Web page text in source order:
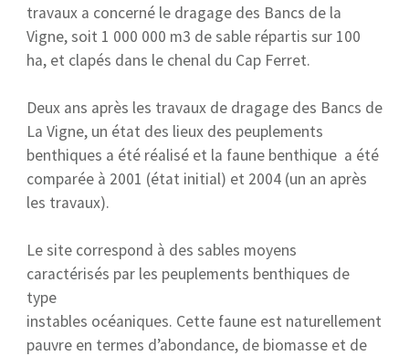
travaux a concerné le dragage des Bancs de la
Vigne, soit 1 000 000 m3 de sable répartis sur 100
ha, et clapés dans le chenal du Cap Ferret.
Deux ans après les travaux de dragage des Bancs de
La Vigne, un état des lieux des peuplements
benthiques a été réalisé et la faune benthique a été
comparée à 2001 (état initial) et 2004 (un an après
les travaux).
Le site correspond à des sables moyens
caractérisés par les peuplements benthiques de
type
instables océaniques. Cette faune est naturellement
pauvre en termes d’abondance, de biomasse et de